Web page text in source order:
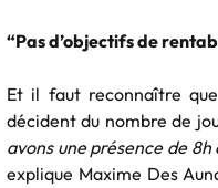
“Pas d’objectifs de
Et il faut reconnaître
décident du nombre de
avons une présence de 8h
explique Maxime Des